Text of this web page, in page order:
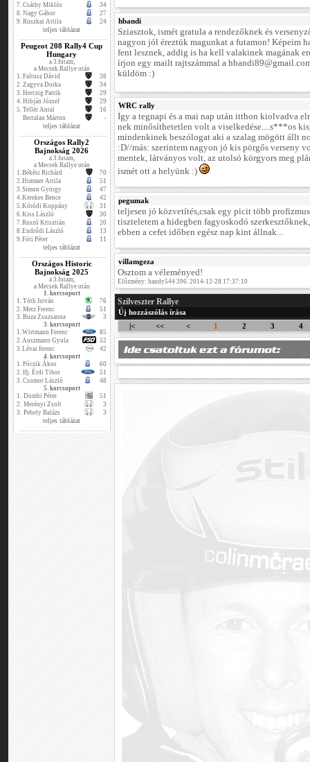
7. Csáthy Miklós
34
8. Nagy Gábor
27
9. Ruszkai Attila 24
teljes táblázat
Peugeot 208 Rally4 Cup
Hungary
a 3.futam,
a Mecsek Rallye után
1. Faltusz Dávid
38
2. Zagyva Dorka
34
3. Herczig Patrik
29
4. Hibján József
29
5. Tellér Antal
16
Bertalan Márton
-
teljes táblázat
Országos Rally2
Bajnokság 2026
a 3.futam,
a Mecsek Rallye után
1.Békési Richárd
70
2.Himmer Attila
51
3.Simon György
47
4.Kerekes Bence
42
5.Kóródi Koppány
31
6.Kiss László
30
7.Ruszó Krisztián
20
8.Endrődi László
13
9.Fóti Péter 11
teljes táblázat
Országos Historic
Bajnokság 2025
a 3.futam,
a Mecsek Rallye után
1. korcsoport
1. Tóth István
76
2. Metz Ferenc
51
3. Buza Zsuzsanna
3
3. korcsoport
1.Wirtmann Ferenc
85
2.Auszmann Gyula
52
3.Lévai ferenc
42
4. korcsoport
1. Póczik Ákos
60
2. Ifj. Érdi Tibor
51
3. Csomor László
48
5. korcsoport
1. Dombi Péter
51
2. Merényi Zsolt
3
3. Pehely Balázs 3
teljes táblázat
hbandi
Sziasztok, ismét gratula a rendezőknek és
nagyon jól éreztük magunkat a futamon! Képeim
fent lesznek, addig is ha kell valakinek magának
írjon egy mailt rajtszámmal a
küldöm :)
WRC rally
Így a tegnapi és a mai nap után itthon kiolvadva
nek minősíthetetlen volt a viselkedése....s***os
mindenkinek beszólogat aki a szalag mögött állt
:D//más: szerintem nagyon jó kis pörgős verseny
mentek, látványos volt, az utolsó körgyors meg
ismét ott a helyünk :)
pegumak
teljesen jó közvetítés,csak egy picit több
tiszteletem a hidegben fagyoskodó
ebben a cefet időben egész nap kint állnak...
villamgeza
Osztom a véleményed!
Előzmény: bandy544 396. 2014-12-28 17:37:10
Szilveszter Rallye
Új hozzászólás írása
|<
<< < 1 2 3 4